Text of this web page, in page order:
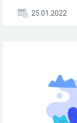
25.01.2022